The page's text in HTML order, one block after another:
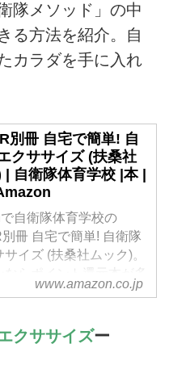
隊メソッド」の中
る方法を紹介。自
カラダを手に入れ
別冊 自宅で簡単! 自
クササイズ (扶桑社
| 自衛隊体育学校 |本 |
自衛隊体育学校の
別冊 自宅で簡単! 自衛隊
イズ (扶桑社ムック)。
隊体育学校作品ほか、お
別冊 自宅で簡
式エクササイズ (扶桑社
www.amazon.co.jp
クササイズー